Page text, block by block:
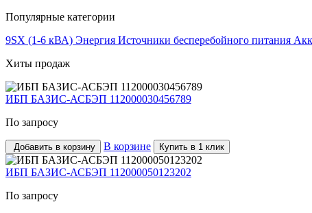
Популярные категории
9SX (1-6 кВА) Энергия Источники бесперебойного питания
Хиты продаж
ИБП БАЗИС-АСБЭП 112000030456789
По запросу
Добавить в корзину В корзине Купить в 1 клик
ИБП БАЗИС-АСБЭП 112000050123202
По запросу